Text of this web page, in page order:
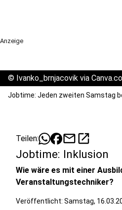
Anzeige
© Ivanko_brnjacovik via
Jobtime: Jeden zweiten Samstag
Teilen: mailopen_in_new
Jobtime: Inklusion
Wie wäre es mit einer
Veranstaltungstechniker?
Veröffentlicht: Samstag,